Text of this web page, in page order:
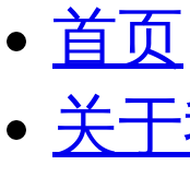
首页
关